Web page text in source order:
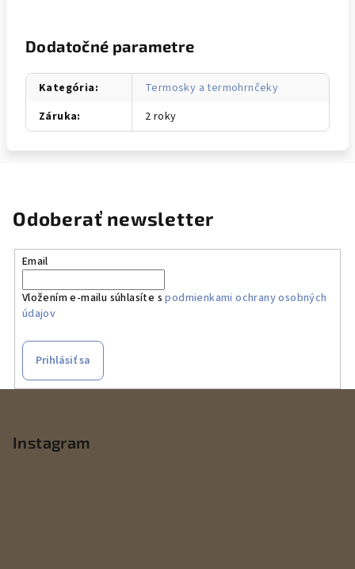
Dodatočné parametre
Kategória:
Termosky a termohrnčeky
Záruka: 2 roky
Odoberať newsletter
Email
Vložením e-mailu súhlasíte spodmienkami ochrany osobných
údajov
Prihlásiť sa
Instagram